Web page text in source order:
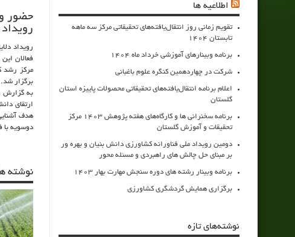
حضور
رویداد
فعالان
مرکز رشد
برگزار شد.
به گزارش
ارتقای
هدف
دوسویه با
نوشته
اطلاعیه ها
تقویم زمانی روز انتقال‌یافته‌های تحقیقاتی مرکز سه ماهه
تابستان 1404
برنامه وبینارهای آموزشی خرداد ماه 1404
شرکت در چهاردهمین کنگره علوم باغبانی
اعلام برنامه انتقال‌یافته‌های تحقیقاتی محصولات پاییزه استان
گلستان
برنامه سخنرانی ها و کارگاه‌های هفته پژوهش 1403 مرکز
تحقیقات و آموزش گلستان
دومین رویداد ملی فناورانه کشاورزی دانش بنیان و بهره ور
بر مبنای حل چالش های راهبردی و مسئله محور
برنامه وبینار رشته های دوره سنجش مهارت بهار 1403
برگزاری همایش گردشگری کشاورزی
نوشته‌های تازه